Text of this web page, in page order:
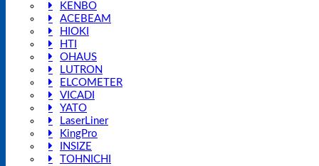
KENBO
ACEBEAM
HIOKI
HTI
OHAUS
LUTRON
ELCOMETER
VICADI
YATO
LaserLiner
KingPro
INSIZE
TOHNICHI